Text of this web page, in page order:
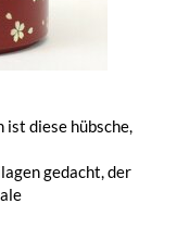
ist diese hübsche,
gedacht, der